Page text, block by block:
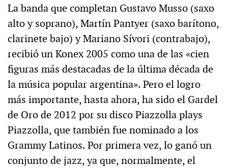
La banda que completan Gustavo Musso (saxo
alto y soprano), Martín Pantyer (saxo barítono,
clarinete bajo) y Mariano Sívori (contrabajo),
recibió un Konex 2005 como una de las «cien
figuras más destacadas de la última década de
la música popular argentina». Pero el logro
más importante, hasta ahora, ha sido el Gardel
de Oro de 2012 por su disco Piazzolla plays
Piazzolla, que también fue nominado a los
Grammy Latinos. Por primera vez, lo ganó un
conjunto de jazz, ya que, normalmente, el